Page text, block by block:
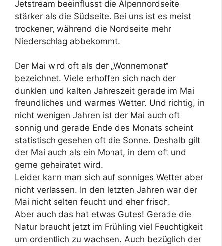
Jetstream beeinflusst die Alpennordseite
stärker als die Südseite. Bei uns ist es meist
trockener, während die Nordseite mehr
Niederschlag abbekommt.
Der Mai wird oft als der „Wonnemonat“
bezeichnet. Viele erhoffen sich nach der
dunklen und kalten Jahreszeit gerade im Mai
freundliches und warmes Wetter. Und richtig, in
nicht wenigen Jahren ist der Mai auch oft
sonnig und gerade Ende des Monats scheint
statistisch gesehen oft die Sonne. Deshalb gilt
der Mai auch als ein Monat, in dem oft und
gerne geheiratet wird.
Leider kann man sich auf sonniges Wetter aber
nicht verlassen. In den letzten Jahren war der
Mai nicht selten feucht und eher frisch.
Aber auch das hat etwas Gutes! Gerade die
Natur braucht jetzt im Frühling viel Feuchtigkeit
um ordentlich zu wachsen. Auch bezüglich der